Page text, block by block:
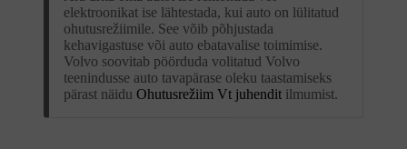
elektroonikat ise lähtestada, kui auto on lülitatud
ohutusrežiimile. See võib põhjustada
kehavigastuse või auto ebatavalise toimimise.
Volvo soovitab pöörduda volitatud Volvo
teenindusse auto tavapärase oleku taastamiseks
pärast näidu Ohutusrežiim Vt juhendit ilmumist.